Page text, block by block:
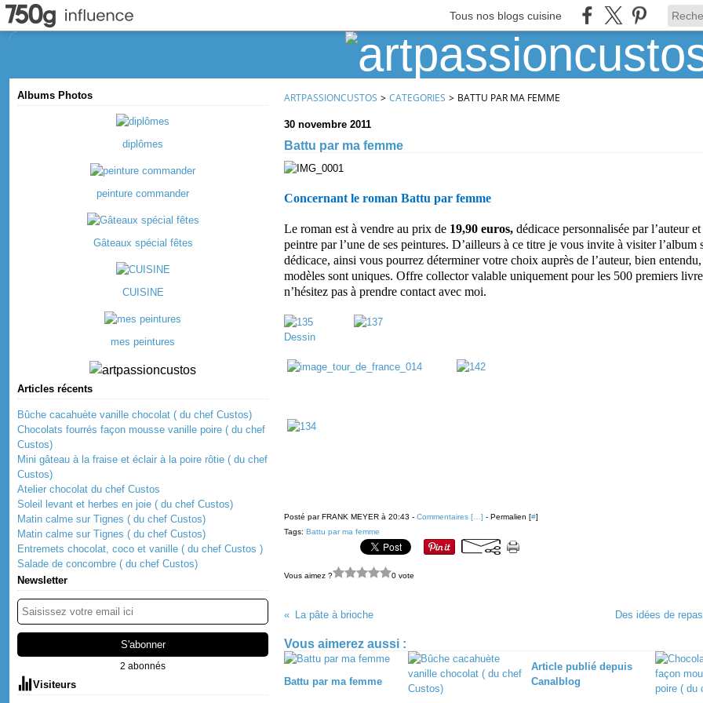
Tous nos blogs cuisine
Albums Photos
diplômes
peinture commander
Gâteaux spécial fêtes
CUISINE
mes peintures
Articles récents
Bûche cacahuète vanille chocolat ( du chef Custos)
Chocolats fourrés façon mousse vanille poire ( du chef
Custos)
Mini gâteau à la fraise et éclair à la poire rôtie ( du chef
Custos)
Atelier chocolat du chef Custos
Soleil levant et herbes en joie ( du chef Custos)
Matin calme sur Tignes ( du chef Custos)
Matin calme sur Tignes ( du chef Custos)
Entremets chocolat, coco et vanille ( du chef Custos )
Salade de concombre ( du chef Custos)
Newsletter
2 abonnés
Visiteurs
ARTPASSIONCUSTOS > CATEGORIES > BATTU PAR MA FEMME
30 novembre 2011
Battu par ma femme
Concernant le roman Battu par femme
Le roman est à vendre au prix de 19,90 euros, dédicace personnalisée par l’auteur
peintre par l’une de ses peintures. D’ailleurs à ce titre je vous invite à visiter l’album
dédicace, ainsi vous pourrez déterminer votre choix auprès de l’auteur, bien
modèles sont uniques. Offre collector valable uniquement pour les 500 premiers
n’hésitez pas à prendre contact avec moi.
Dessin
Posté par FRANK MEYER à 20:43 - Commentaires [ ] - Permalien [#]
Tags: Battu par ma femme
Vous aimez ? 0 vote
La pâte à brioche Des idées de
Vous aimerez aussi :
Battu par ma femme
Article publié depuis
Canalblog